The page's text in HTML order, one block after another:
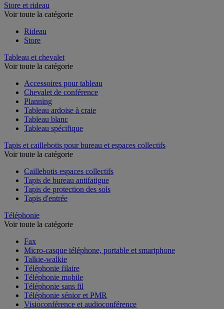
Store et rideau
Voir toute la catégorie
Rideau
Store
Tableau et chevalet
Voir toute la catégorie
Accessoires pour tableau
Chevalet de conférence
Planning
Tableau ardoise à craie
Tableau blanc
Tableau spécifique
Tapis et caillebotis pour bureau et espaces collectifs
Voir toute la catégorie
Caillebotis espaces collectifs
Tapis de bureau antifatigue
Tapis de protection des sols
Tapis d'entrée
Téléphonie
Voir toute la catégorie
Fax
Micro-casque téléphone, portable et smartphone
Talkie-walkie
Téléphonie filaire
Téléphonie mobile
Téléphonie sans fil
Téléphonie sénior et PMR
Visioconférence et audioconférence